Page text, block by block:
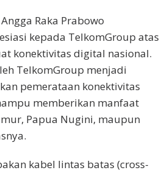
Raka Prabowo
kepada TelkomGroup atas
konektivitas digital nasional.
TelkomGroup menjadi
pemerataan konektivitas
memberikan manfaat
Papua Nugini, maupun
kabel lintas batas (cross-